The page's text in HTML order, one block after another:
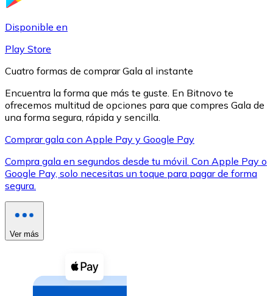
XRP
XRP
Ver todo
Compra criptomonedas con efectivo en tu tienda más
Disponible en
Play Store
Cuatro formas de comprar Gala al instante
Encuentra la forma que más te guste. En Bitnovo te
ofrecemos multitud de opciones para que compres Gala de
una forma segura, rápida y sencilla.
Comprar gala con Apple Pay y Google Pay
Compra gala en segundos desde tu móvil. Con Apple Pay o
Google Pay, solo necesitas un toque para pagar de forma
segura.
Ver más